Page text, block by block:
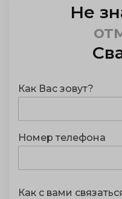
Не
Как Вас зовут?
Номер телефона
Как с вами